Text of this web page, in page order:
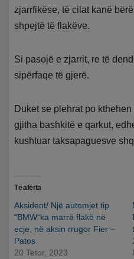
zjarrfikëse, të cilat kanë
shpejtë të flakëve.
Si pasojë e zjarrit, re të
sipërfaqe të gjerë.
Duket se plehrat po
gjitha bashkitë e qarkut,
kushtuar taksapaguesve
Të afërta
Aksident/ Një automjet tip
“BMW“ka marrë flakë në
ecje, në aksin rrugor Fier –
Patos.
20 Tetor, 2023